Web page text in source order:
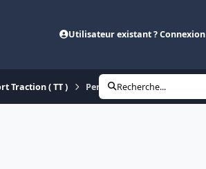
Utilisateur existant ? Connexion
Traction ( TT ) PermutationRecherche...